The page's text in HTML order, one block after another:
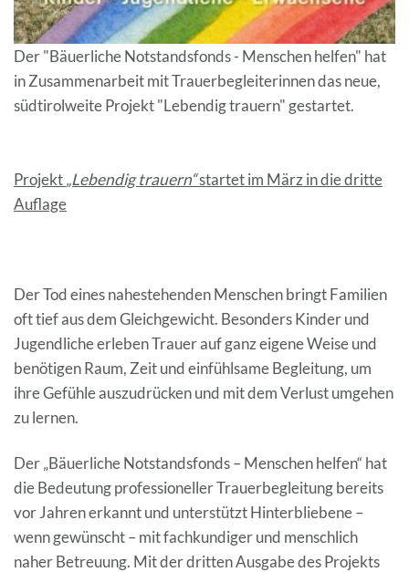
Der "Bäuerliche Notstandsfonds - Menschen helfen" hat
in Zusammenarbeit mit Trauerbegleiterinnen das neue,
südtirolweite Projekt "Lebendig trauern" gestartet.
Projekt„Lebendig trauern“startet im März in die dritte
Auflage
Der Tod eines nahestehenden Menschen bringt Familien
oft tief aus dem Gleichgewicht. Besonders Kinder und
Jugendliche erleben Trauer auf ganz eigene Weise und
benötigen Raum, Zeit und einfühlsame Begleitung, um
ihre Gefühle auszudrücken und mit dem Verlust umgehen
zu lernen.
Der „Bäuerliche Notstandsfonds – Menschen helfen“ hat
die Bedeutung professioneller Trauerbegleitung bereits
vor Jahren erkannt und unterstützt Hinterbliebene –
wenn gewünscht – mit fachkundiger und menschlich
naher Betreuung. Mit der dritten Ausgabe des Projekts